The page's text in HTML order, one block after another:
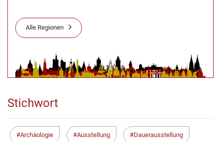
Alle Regionen
Stichwort
Archäologie Ausstellung Dauerausstellung